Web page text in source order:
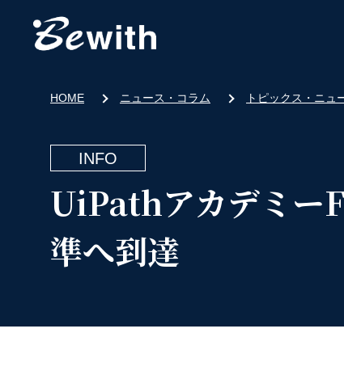
HOME ニュース・コラム トピックス・ニュ
UiPathアカデミー
準へ到達
INFO